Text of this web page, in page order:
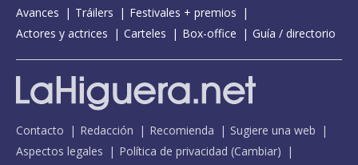
Avances
Tráilers
Festivales + premios
Actores y actrices
Carteles Box-office Guía / directorio
Contacto Redacción Recomienda
Sugiere una web
Aspectos legales
Política de privacidad (Cambiar)